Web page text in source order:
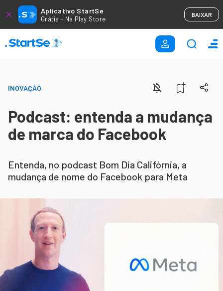
Aplicativo StartSe
Grátis - Na Play Store
BAIXAR
INOVAÇÃO
Podcast: entenda a mudança
de marca do Facebook
Entenda, no podcast Bom Dia Califórnia, a
mudança de nome do Facebook para Meta